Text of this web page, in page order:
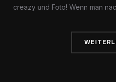
creazy und Foto! Wenn man